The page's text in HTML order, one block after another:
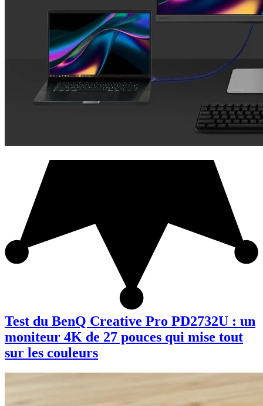
Test du BenQ Creative Pro PD2732U : un
moniteur 4K de 27 pouces qui mise tout
sur les couleurs